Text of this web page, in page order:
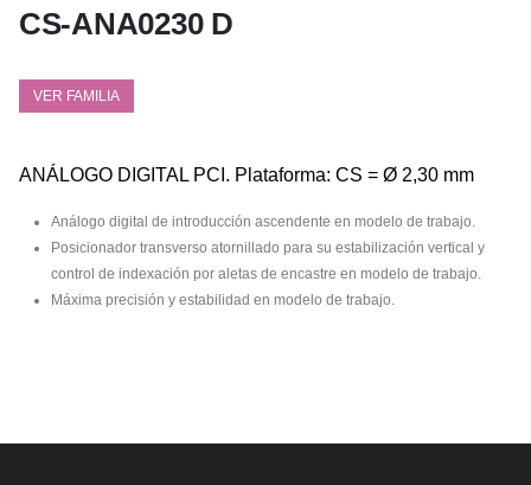
CS-ANA0230 D
VER FAMILIA
ANÁLOGO DIGITAL PCI. Plataforma: CS = Ø 2,30 mm
Análogo digital de introducción ascendente en modelo de trabajo.
Posicionador transverso atornillado para su estabilización vertical y
control de indexación por aletas de encastre en modelo de trabajo.
Máxima precisión y estabilidad en modelo de trabajo.